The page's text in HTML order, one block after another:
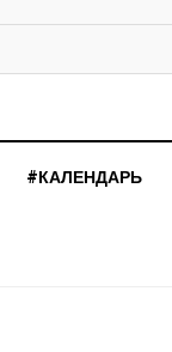
#КАЛЕНДАРЬ